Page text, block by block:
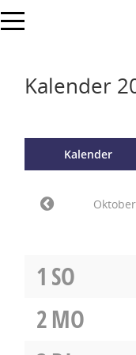
Toggle navigation
Kalender
Kalender
Oktober
1 SO
2MO